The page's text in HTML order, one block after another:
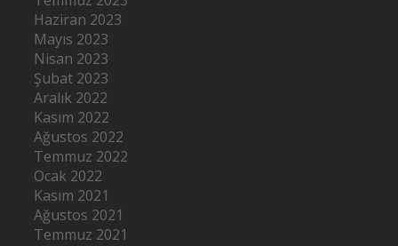
Haziran 2023
Mayıs 2023
Nisan 2023
Şubat 2023
Aralık 2022
Kasım 2022
Ağustos 2022
Temmuz 2022
Ocak 2022
Kasım 2021
Ağustos 2021
Temmuz 2021